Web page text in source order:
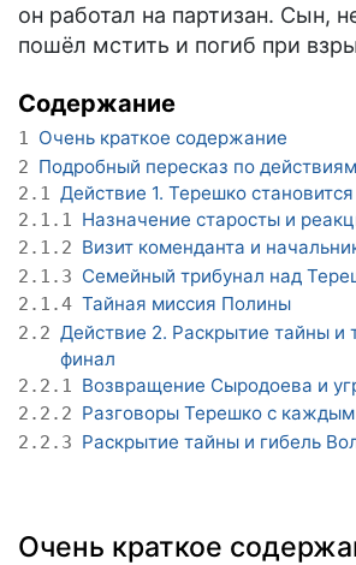
он работал на партизан. Сын,
пошёл мстить и погиб при
Содержание
1 Очень краткое содержание
2 Подробный пересказ по действиям
2.1 Действие 1. Терешко
2.1.1 Назначение старосты и
2.1.2 Визит коменданта и
2.1.3 Семейный трибунал над
2.1.4 Тайная миссия Полины
2.2 Действие 2. Раскрытие тайны и
финал
2.2.1 Возвращение Сыродоева и
2.2.2 Разговоры Терешко с каждым
2.2.3 Раскрытие тайны и гибель
Очень краткое